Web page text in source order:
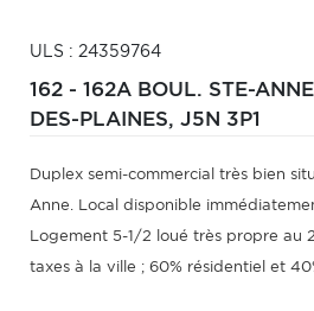
ULS : 24359764
162 - 162A BOUL. STE-
DES-PLAINES, J5N 3P1
Duplex semi-commercial très bien
Anne. Local disponible
Logement 5-1/2 loué très propre au
taxes à la ville ; 60% résidentiel et